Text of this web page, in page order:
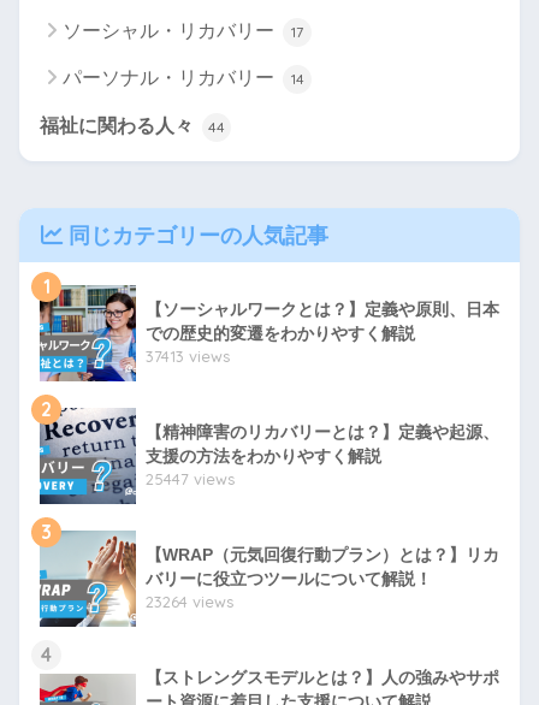
ソーシャル・リカバリー 17
パーソナル・リカバリー 14
福祉に関わる人々 44
同じカテゴリーの人気記事
1
【ソーシャルワークとは？】定義や原則、日本
での歴史的変遷をわかりやすく解説
37413 views
2
【精神障害のリカバリーとは？】定義や起源、
支援の方法をわかりやすく解説
25447 views
3
【WRAP（元気回復行動プラン）とは？】リカ
バリーに役立つツールについて解説！
23264 views
4
【ストレングスモデルとは？】人の強みやサポ